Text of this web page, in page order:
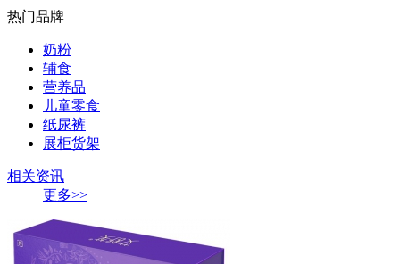
热门品牌
奶粉
辅食
营养品
儿童零食
纸尿裤
展柜货架
相关资讯
更多>>